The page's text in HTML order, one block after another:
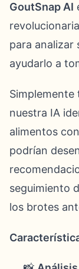
GoutSnap AI
para analizar
ayudarlo a
nuestra IA
alimentos
podrían
seguimiento
los brotes